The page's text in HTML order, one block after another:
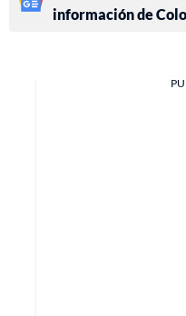
información de